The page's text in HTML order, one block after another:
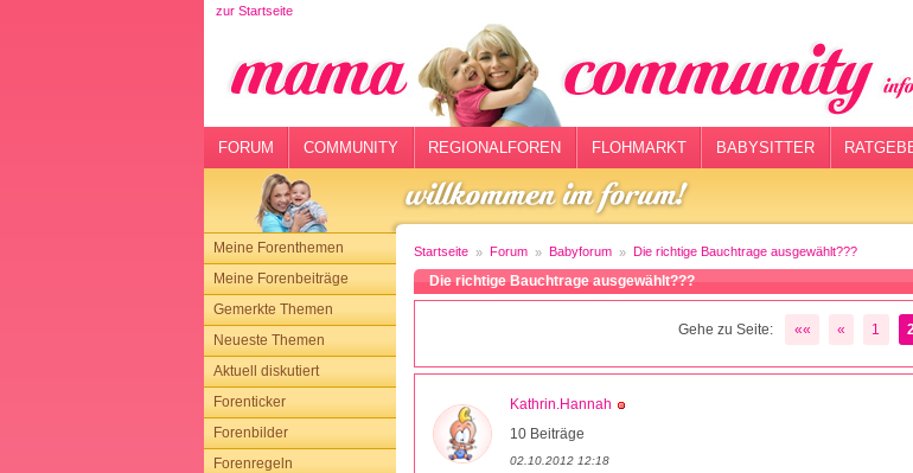
zur Startseite
FORUM COMMUNITY REGIONALFOREN FLOHMARKT BABYSITTER
Meine Forenthemen
Meine Forenbeiträge
Gemerkte Themen
Neueste Themen
Aktuell diskutiert
Forenticker
Forenbilder
Forenregeln
Startseite Forum Babyforum Die richtige Bauchtrage ausgewählt???
Die richtige Bauchtrage ausgewählt???
Gehe zu Seite: «« « 1 2
Kathrin.Hannah
10 Beiträge
02.10.2012 12:18